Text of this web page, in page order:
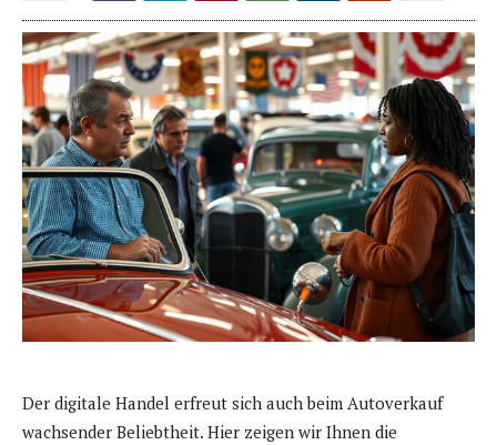
Der digitale Handel erfreut sich auch beim Autoverkauf
wachsender Beliebtheit. Hier zeigen wir Ihnen die